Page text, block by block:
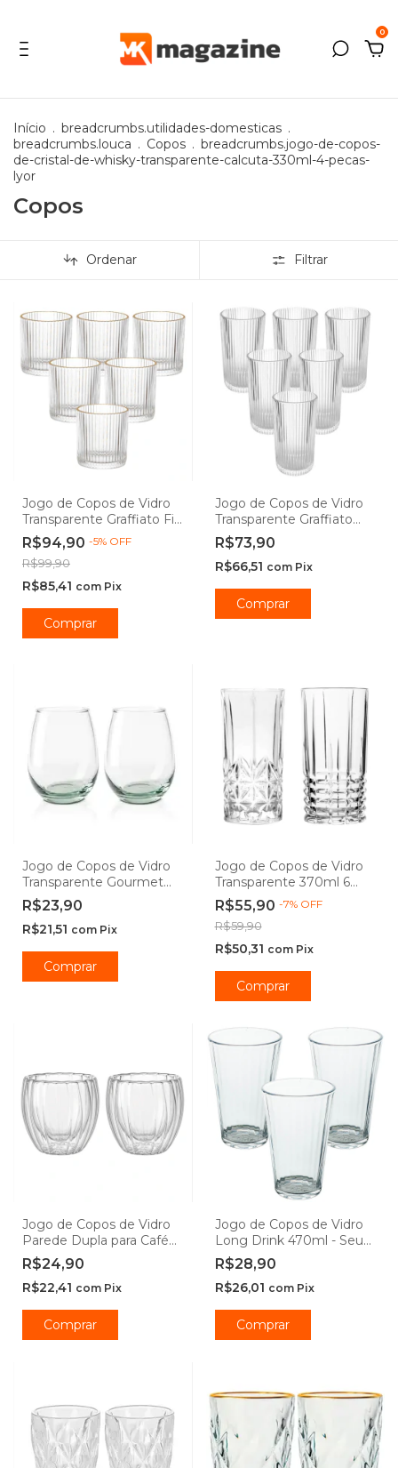
0
Início . breadcrumbs.utilidades-domesticas .
breadcrumbs.louca . Copos . breadcrumbs.jogo-de-copos-
de-cristal-de-whisky-transparente-calcuta-330ml-4-pecas-
lyor
Copos
Ordenar Filtrar
Jogo de Copos de Vidro
Transparente Graffiato Fio
de Ouro 320ml 6 peças -
Hauskraft
R$94,90 -5% OFF
R$99,90
R$85,41 com Pix
Jogo de Copos de Vidro
Transparente Graffiato
Long Drink 420ml -
Hauskraft
R$73,90
R$66,51 com Pix
Comprar
Jogo de Copos de Vidro
Transparente Gourmet
450ml - Class Home
R$23,90
R$21,51 com Pix
Comprar
Jogo de Copos de Vidro
Transparente 370ml 6
peças - Casambiente
R$55,90 -7% OFF
R$59,90
R$50,31 com Pix
Comprar
Jogo de Copos de Vidro
Parede Dupla para Café
Linea Borossilicato 90ml -
Lehaví
R$24,90
R$22,41 com Pix
Comprar
Jogo de Copos de Vidro
Long Drink 470ml - Seu
Lar
R$28,90
R$26,01 com Pix
Comprar